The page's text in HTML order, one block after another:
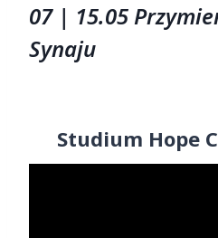
07 | 15.05
Synaju
Studium Hope